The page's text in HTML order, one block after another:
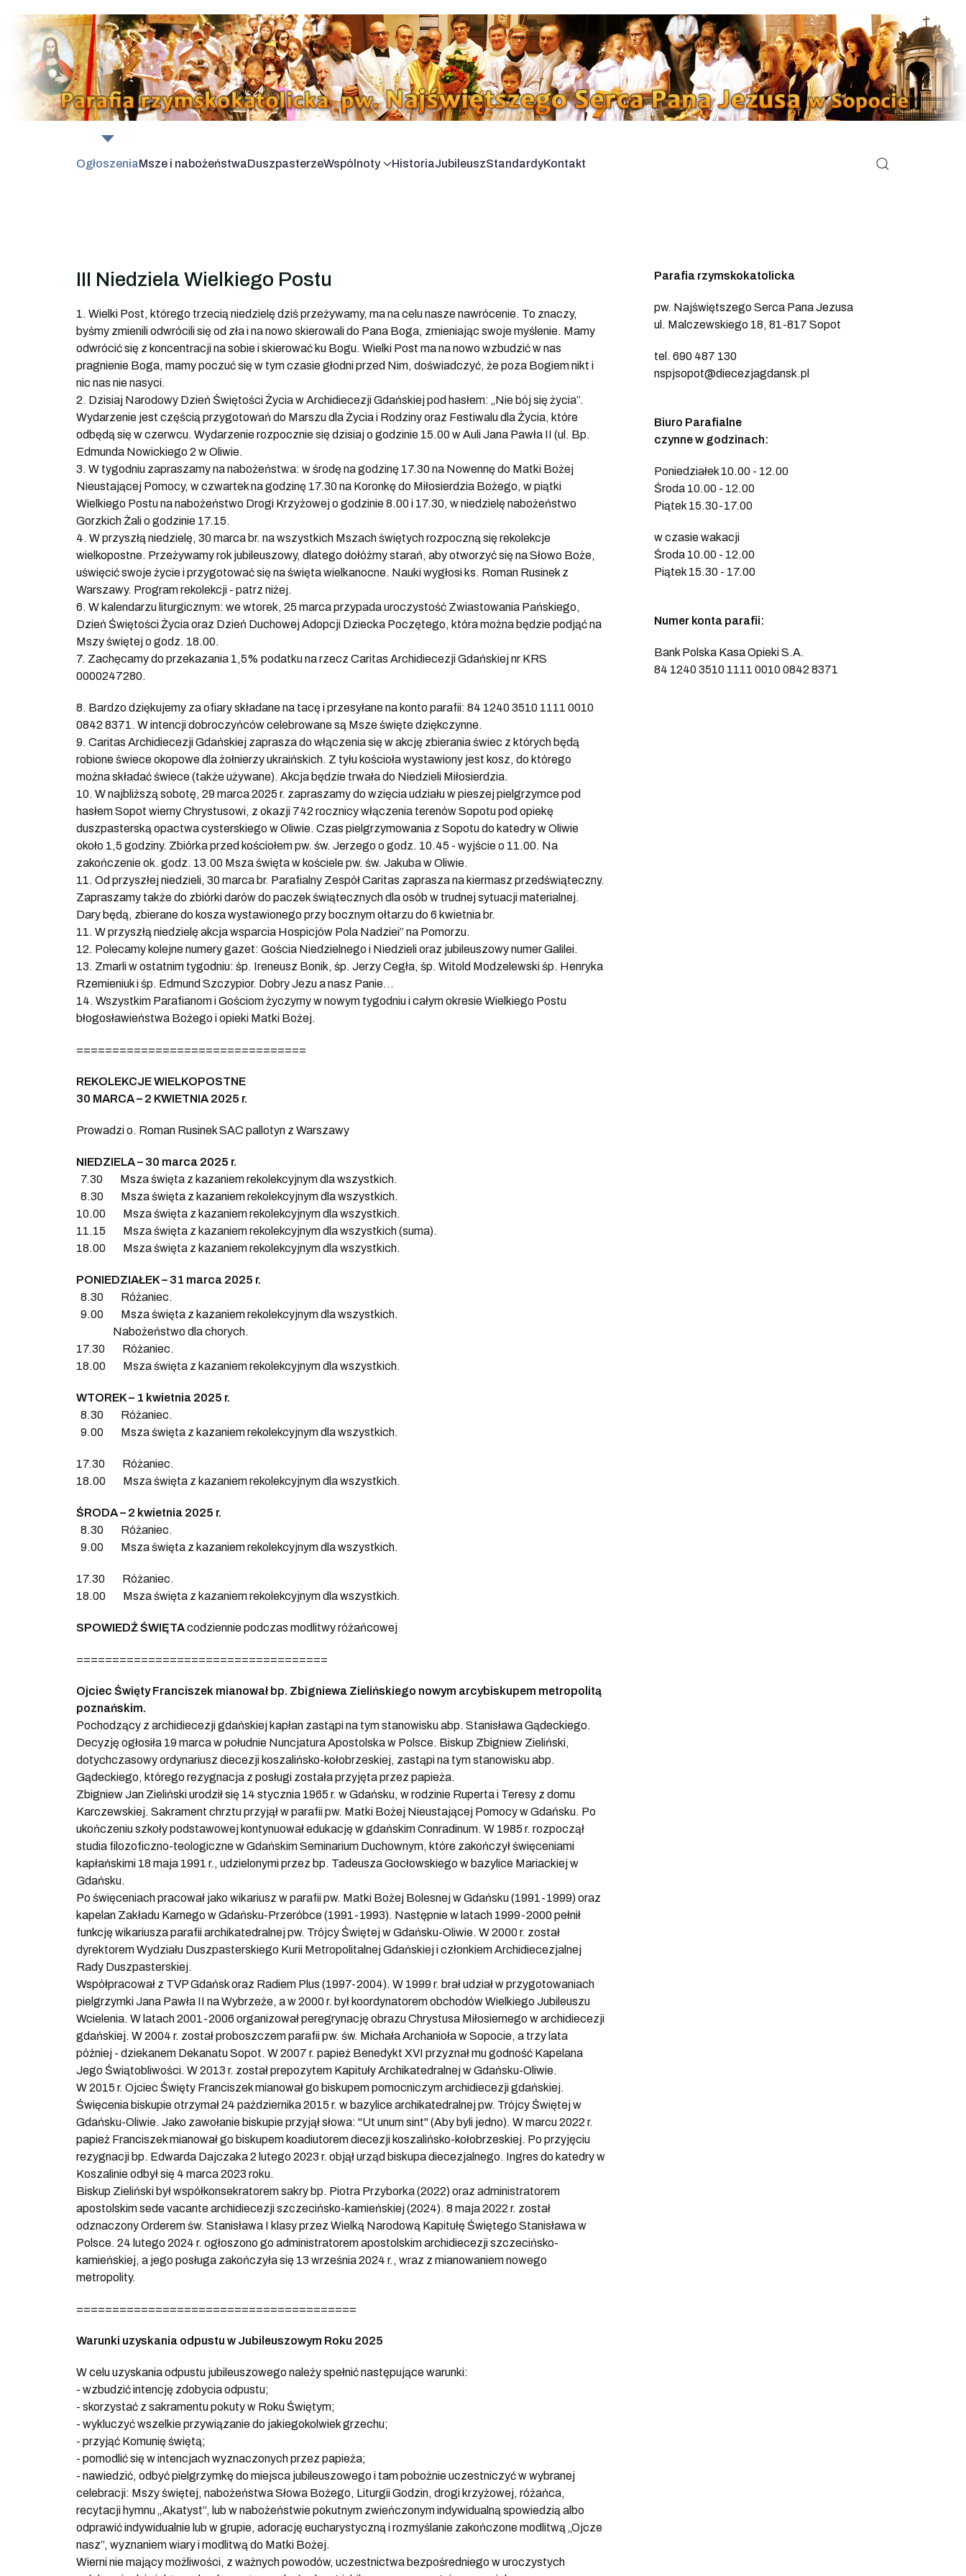
OgłoszeniaMsze i nabożeństwaDuszpasterzeWspólnoty HistoriaJubileuszStandardyKontakt
III Niedziela Wielkiego Postu
1. Wielki Post, którego trzecią niedzielę dziś przeżywamy, ma na celu nasze nawrócenie. To znaczy,
byśmy zmienili odwrócili się od zła i na nowo skierowali do Pana Boga, zmieniając swoje myślenie. Mamy
odwrócić się z koncentracji na sobie i skierować ku Bogu. Wielki Post ma na nowo wzbudzić w nas
pragnienie Boga, mamy poczuć się w tym czasie głodni przed Nim, doświadczyć, że poza Bogiem nikt i
nic nas nie nasyci.
2. Dzisiaj Narodowy Dzień Świętości Życia w Archidiecezji Gdańskiej pod hasłem: „Nie bój się życia”.
Wydarzenie jest częścią przygotowań do Marszu dla Życia i Rodziny oraz Festiwalu dla Życia, które
odbędą się w czerwcu. Wydarzenie rozpocznie się dzisiaj o godzinie 15.00 w Auli Jana Pawła II (ul. Bp.
Edmunda Nowickiego 2 w Oliwie.
3. W tygodniu zapraszamy na nabożeństwa: w środę na godzinę 17.30 na Nowennę do Matki Bożej
Nieustającej Pomocy, w czwartek na godzinę 17.30 na Koronkę do Miłosierdzia Bożego, w piątki
Wielkiego Postu na nabożeństwo Drogi Krzyżowej o godzinie 8.00 i 17.30, w niedzielę nabożeństwo
Gorzkich Żali o godzinie 17.15.
4. W przyszłą niedzielę, 30 marca br. na wszystkich Mszach świętych rozpoczną się rekolekcje
wielkopostne. Przeżywamy rok jubileuszowy, dlatego dołóżmy starań, aby otworzyć się na Słowo Boże,
uświęcić swoje życie i przygotować się na święta wielkanocne. Nauki wygłosi ks. Roman Rusinek z
Warszawy. Program rekolekcji - patrz niżej.
6. W kalendarzu liturgicznym: we wtorek, 25 marca przypada uroczystość Zwiastowania Pańskiego,
Dzień Świętości Życia oraz Dzień Duchowej Adopcji Dziecka Poczętego, która można będzie podjąć na
Mszy świętej o godz. 18.00.
7. Zachęcamy do przekazania 1,5% podatku na rzecz Caritas Archidiecezji Gdańskiej nr KRS
0000247280.
8. Bardzo dziękujemy za ofiary składane na tacę i przesyłane na konto parafii: 84 1240 3510 1111 0010
0842 8371. W intencji dobroczyńców celebrowane są Msze święte dziękczynne.
9. Caritas Archidiecezji Gdańskiej zaprasza do włączenia się w akcję zbierania świec z których będą
robione świece okopowe dla żołnierzy ukraińskich. Z tyłu kościoła wystawiony jest kosz, do którego
można składać świece (także używane). Akcja będzie trwała do Niedzieli Miłosierdzia.
10. W najbliższą sobotę, 29 marca 2025 r. zapraszamy do wzięcia udziału w pieszej pielgrzymce pod
hasłem Sopot wierny Chrystusowi, z okazji 742 rocznicy włączenia terenów Sopotu pod opiekę
duszpasterską opactwa cysterskiego w Oliwie. Czas pielgrzymowania z Sopotu do katedry w Oliwie
około 1,5 godziny. Zbiórka przed kościołem pw. św. Jerzego o godz. 10.45 - wyjście o 11.00. Na
zakończenie ok. godz. 13.00 Msza święta w kościele pw. św. Jakuba w Oliwie.
11. Od przyszłej niedzieli, 30 marca br. Parafialny Zespół Caritas zaprasza na kiermasz przedświąteczny.
Zapraszamy także do zbiórki darów do paczek świątecznych dla osób w trudnej sytuacji materialnej.
Dary będą, zbierane do kosza wystawionego przy bocznym ołtarzu do 6 kwietnia br.
11. W przyszłą niedzielę akcja wsparcia Hospicjów Pola Nadziei” na Pomorzu.
12. Polecamy kolejne numery gazet: Gościa Niedzielnego i Niedzieli oraz jubileuszowy numer Galilei.
13. Zmarli w ostatnim tygodniu: śp. Ireneusz Bonik, śp. Jerzy Cegła, śp. Witold Modzelewski śp. Henryka
Rzemieniuk i śp. Edmund Szczypior. Dobry Jezu a nasz Panie…
14. Wszystkim Parafianom i Gościom życzymy w nowym tygodniu i całym okresie Wielkiego Postu
błogosławieństwa Bożego i opieki Matki Bożej.
================================
REKOLEKCJE WIELKOPOSTNE
30 MARCA – 2 KWIETNIA 2025 r.
Prowadzi o. Roman Rusinek SAC pallotyn z Warszawy
NIEDZIELA – 30 marca 2025 r.
7.30 Msza święta z kazaniem rekolekcyjnym dla wszystkich.
8.30 Msza święta z kazaniem rekolekcyjnym dla wszystkich.
10.00 Msza święta z kazaniem rekolekcyjnym dla wszystkich.
11.15 Msza święta z kazaniem rekolekcyjnym dla wszystkich (suma).
18.00 Msza święta z kazaniem rekolekcyjnym dla wszystkich.
PONIEDZIAŁEK – 31 marca 2025 r.
8.30 Różaniec.
9.00 Msza święta z kazaniem rekolekcyjnym dla wszystkich.
Nabożeństwo dla chorych.
17.30 Różaniec.
18.00 Msza święta z kazaniem rekolekcyjnym dla wszystkich.
WTOREK – 1 kwietnia 2025 r.
8.30 Różaniec.
9.00 Msza święta z kazaniem rekolekcyjnym dla wszystkich.
17.30 Różaniec.
18.00 Msza święta z kazaniem rekolekcyjnym dla wszystkich.
ŚRODA – 2 kwietnia 2025 r.
8.30 Różaniec.
9.00 Msza święta z kazaniem rekolekcyjnym dla wszystkich.
17.30 Różaniec.
18.00 Msza święta z kazaniem rekolekcyjnym dla wszystkich.
SPOWIEDŹ ŚWIĘTAcodziennie podczas modlitwy różańcowej
===================================
Ojciec Święty Franciszek mianował bp. Zbigniewa Zielińskiego nowym arcybiskupem metropolitą
poznańskim.
Pochodzący z archidiecezji gdańskiej kapłan zastąpi na tym stanowisku abp. Stanisława Gądeckiego.
Decyzję ogłosiła 19 marca w południe Nuncjatura Apostolska w Polsce. Biskup Zbigniew Zieliński,
dotychczasowy ordynariusz diecezji koszalińsko-kołobrzeskiej, zastąpi na tym stanowisku abp.
Gądeckiego, którego rezygnacja z posługi została przyjęta przez papieża.
Zbigniew Jan Zieliński urodził się 14 stycznia 1965 r. w Gdańsku, w rodzinie Ruperta i Teresy z domu
Karczewskiej. Sakrament chrztu przyjął w parafii pw. Matki Bożej Nieustającej Pomocy w Gdańsku. Po
ukończeniu szkoły podstawowej kontynuował edukację w gdańskim Conradinum. W 1985 r. rozpoczął
studia filozoficzno-teologiczne w Gdańskim Seminarium Duchownym, które zakończył święceniami
kapłańskimi 18 maja 1991 r., udzielonymi przez bp. Tadeusza Gocłowskiego w bazylice Mariackiej w
Gdańsku.
Po święceniach pracował jako wikariusz w parafii pw. Matki Bożej Bolesnej w Gdańsku (1991-1999) oraz
kapelan Zakładu Karnego w Gdańsku-Przeróbce (1991-1993). Następnie w latach 1999-2000 pełnił
funkcję wikariusza parafii archikatedralnej pw. Trójcy Świętej w Gdańsku-Oliwie. W 2000 r. został
dyrektorem Wydziału Duszpasterskiego Kurii Metropolitalnej Gdańskiej i członkiem Archidiecezjalnej
Rady Duszpasterskiej.
Współpracował z TVP Gdańsk oraz Radiem Plus (1997-2004). W 1999 r. brał udział w przygotowaniach
pielgrzymki Jana Pawła II na Wybrzeże, a w 2000 r. był koordynatorem obchodów Wielkiego Jubileuszu
Wcielenia. W latach 2001-2006 organizował peregrynację obrazu Chrystusa Miłosiernego w archidiecezji
gdańskiej. W 2004 r. został proboszczem parafii pw. św. Michała Archanioła w Sopocie, a trzy lata
później - dziekanem Dekanatu Sopot. W 2007 r. papież Benedykt XVI przyznał mu godność Kapelana
Jego Świątobliwości. W 2013 r. został prepozytem Kapituły Archikatedralnej w Gdańsku-Oliwie.
W 2015 r. Ojciec Święty Franciszek mianował go biskupem pomocniczym archidiecezji gdańskiej.
Święcenia biskupie otrzymał 24 października 2015 r. w bazylice archikatedralnej pw. Trójcy Świętej w
Gdańsku-Oliwie. Jako zawołanie biskupie przyjął słowa: "Ut unum sint" (Aby byli jedno). W marcu 2022 r.
papież Franciszek mianował go biskupem koadiutorem diecezji koszalińsko-kołobrzeskiej. Po przyjęciu
rezygnacji bp. Edwarda Dajczaka 2 lutego 2023 r. objął urząd biskupa diecezjalnego. Ingres do katedry w
Koszalinie odbył się 4 marca 2023 roku.
Biskup Zieliński był współkonsekratorem sakry bp. Piotra Przyborka (2022) oraz administratorem
apostolskim sede vacante archidiecezji szczecińsko-kamieńskiej (2024). 8 maja 2022 r. został
odznaczony Orderem św. Stanisława I klasy przez Wielką Narodową Kapitułę Świętego Stanisława w
Polsce. 24 lutego 2024 r. ogłoszono go administratorem apostolskim archidiecezji szczecińsko-
kamieńskiej, a jego posługa zakończyła się 13 września 2024 r., wraz z mianowaniem nowego
metropolity.
=======================================
Warunki uzyskania odpustu w Jubileuszowym Roku 2025
W celu uzyskania odpustu jubileuszowego należy spełnić następujące warunki:
- wzbudzić intencję zdobycia odpustu;
- skorzystać z sakramentu pokuty w Roku Świętym;
- wykluczyć wszelkie przywiązanie do jakiegokolwiek grzechu;
- przyjąć Komunię świętą;
- pomodlić się w intencjach wyznaczonych przez papieża;
- nawiedzić, odbyć pielgrzymkę do miejsca jubileuszowego i tam pobożnie uczestniczyć w wybranej
celebracji: Mszy świętej, nabożeństwa Słowa Bożego, Liturgii Godzin, drogi krzyżowej, różańca,
recytacji hymnu „Akatyst”, lub w nabożeństwie pokutnym zwieńczonym indywidualną spowiedzią albo
odprawić indywidualnie lub w grupie, adorację eucharystyczną i rozmyślanie zakończone modlitwą „Ojcze
nasz”, wyznaniem wiary i modlitwą do Matki Bożej.
Wierni nie mający możliwości, z ważnych powodów, uczestnictwa bezpośredniego w uroczystych
Parafia rzymskokatolicka
pw. Najświętszego Serca Pana Jezusa
ul. Malczewskiego 18, 81-817 Sopot
tel. 690 487 130
nspjsopot@diecezjagdansk.pl
Biuro Parafialne
czynne w godzinach:
Poniedziałek 10.00 - 12.00
Środa 10.00 - 12.00
Piątek 15.30-17.00
w czasie wakacji
Środa 10.00 - 12.00
Piątek 15.30 - 17.00
Numer konta parafii:
Bank Polska Kasa Opieki S.A.
84 1240 3510 1111 0010 0842 8371